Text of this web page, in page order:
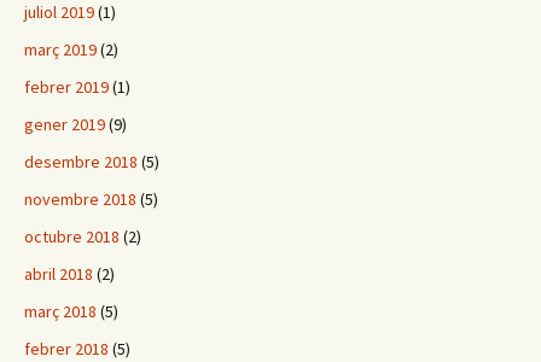
juliol 2019(1)
març 2019(2)
febrer 2019(1)
gener 2019(9)
desembre 2018 (5)
novembre 2018 (5)
octubre 2018 (2)
abril 2018 (2)
març 2018 (5)
febrer 2018 (5)